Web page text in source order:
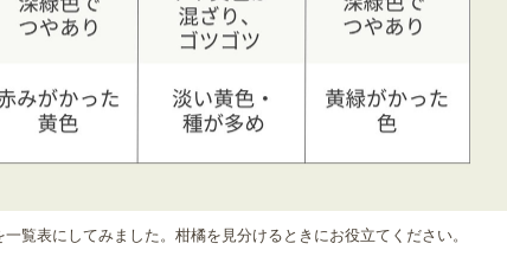
覧表にしてみました。柑橘を見分けるときにお役立てください。